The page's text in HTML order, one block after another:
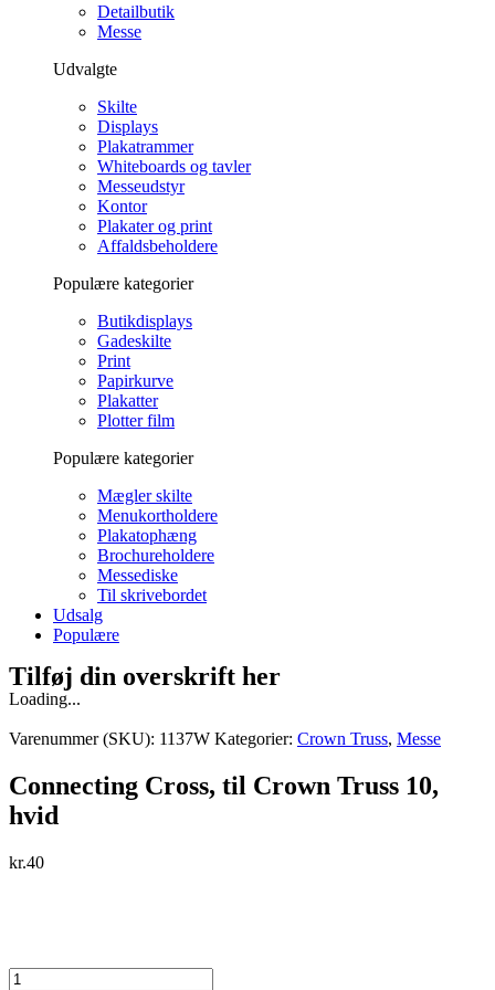
Detailbutik
Messe
Udvalgte
Skilte
Displays
Plakatrammer
Whiteboards og tavler
Messeudstyr
Kontor
Plakater og print
Affaldsbeholdere
Populære kategorier
Butikdisplays
Gadeskilte
Print
Papirkurve
Plakatter
Plotter film
Populære kategorier
Mægler skilte
Menukortholdere
Plakatophæng
Brochureholdere
Messediske
Til skrivebordet
Udsalg
Populære
Tilføj din overskrift her
Loading...
Varenummer (SKU): 1137W Kategorier: Crown Truss, Messe
Connecting Cross, til Crown Truss 10,
hvid
kr.40
Connecting